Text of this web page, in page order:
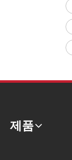
제품